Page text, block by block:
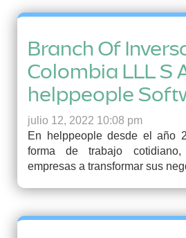
Branch Of
Colombia LLL S
helppeople
julio 12, 2022 10:08 pm
En helppeople desde el año
forma de trabajo
empresas a transformar sus